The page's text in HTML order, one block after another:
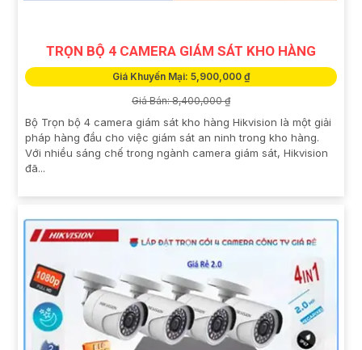
TRỌN BỘ 4 CAMERA GIÁM SÁT KHO HÀNG
Giá Khuyến Mại: 5,900,000 ₫
Giá Bán: 8,400,000 ₫
Bộ Trọn bộ 4 camera giám sát kho hàng Hikvision là một giải
pháp hàng đầu cho việc giám sát an ninh trong kho hàng.
Với nhiều sáng chế trong ngành camera giám sát, Hikvision
đã...